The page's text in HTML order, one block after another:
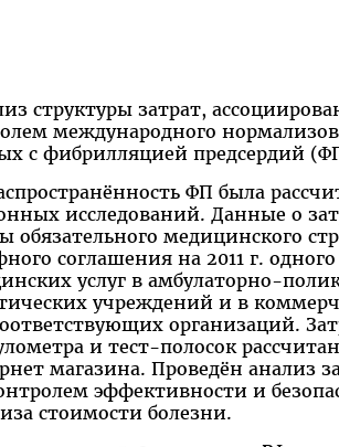
структуры затрат,
международного
с фибрилляцией предсердий
ФП была
исследований. Данные о
обязательного медицинского
соглашения на 2011 г.
услуг в амбулаторно-
учреждений и в
организаций.
и тест-полосок
магазина. Проведён анализ
эффективности и
стоимости болезни.